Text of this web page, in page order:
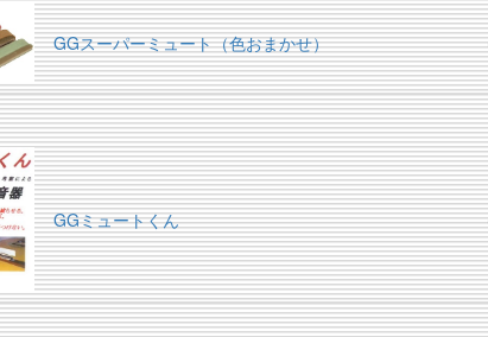
GGスーパーミュート（色おまかせ）
GGミュートくん